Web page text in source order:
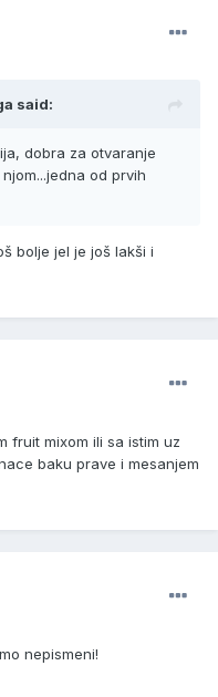
said:
dobra za otvaranje
od prvih
bolje jel je još lakši i
fruit mixom ili sa istim uz
baku prave i mesanjem
nepismeni!